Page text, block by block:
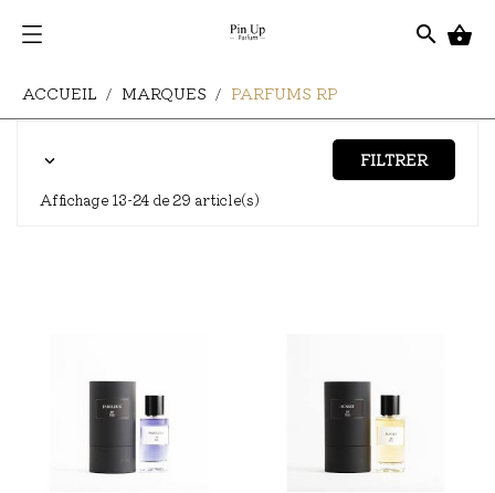

search
ACCUEIL MARQUES PARFUMS RP
 FILTRER
Affichage 13-24 de 29 article(s)